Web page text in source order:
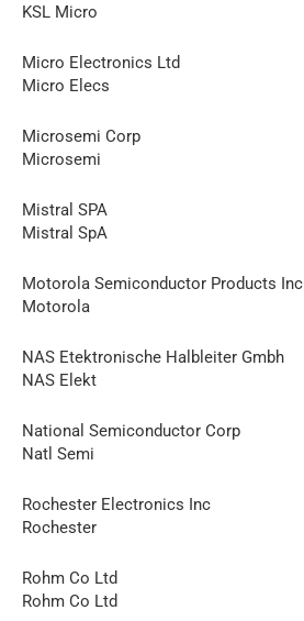
KSL Micro
Micro Electronics Ltd
Micro Еlecs
Microsemi Corp
Microsemi
Mistral SPA
Mistral SpA
Motorola Semiconductor Products Inc
Motorola
NAS Etektronische Halbleiter Gmbh
NAS Elekt
National Semiconductor Corp
Natl Semi
Rochester Electronics Inc
Rochester
Rohm Со Ltd
Rohm Со Ltd